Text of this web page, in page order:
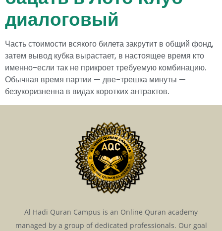
диалоговый
Часть стоимости всякого билета закрутит в общий фонд,
затем вывод кубка вырастает, в настоящее время кто
именно-если так не прикроет требуемую комбинацию.
Обычная время партии — две-трешка минуты —
безукоризненна в видах коротких антрактов.
Al Hadi Quran Campus is an Online Quran academy
managed by a group of dedicated professionals. Our goal